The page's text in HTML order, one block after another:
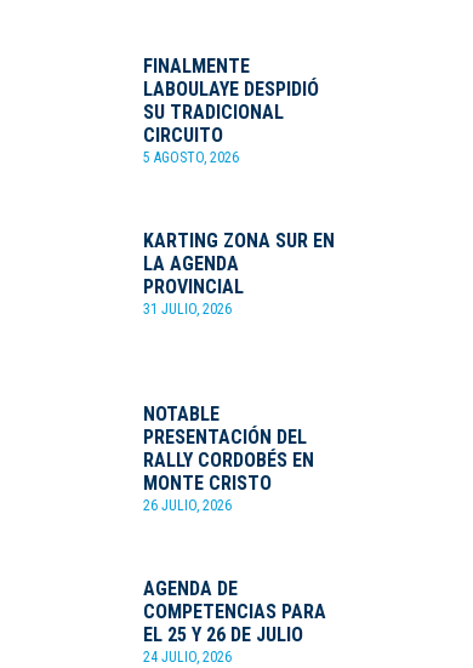
FINALMENTE
LABOULAYE DESPIDIÓ
SU TRADICIONAL
CIRCUITO
5 AGOSTO, 2026
KARTING ZONA SUR EN
LA AGENDA
PROVINCIAL
31 JULIO, 2026
NOTABLE
PRESENTACIÓN DEL
RALLY CORDOBÉS EN
MONTE CRISTO
26 JULIO, 2026
AGENDA DE
COMPETENCIAS PARA
EL 25 Y 26 DE JULIO
24 JULIO, 2026